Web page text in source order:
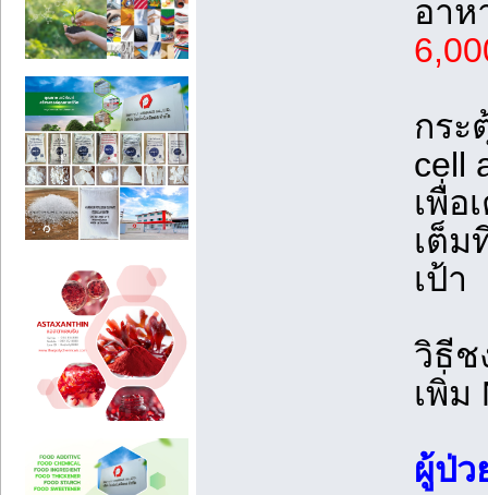
อาห
กระ
cell
เพื่อ
เต็ม
เป้า
วิธีช
เพิ่ม
ผู้ป่ว